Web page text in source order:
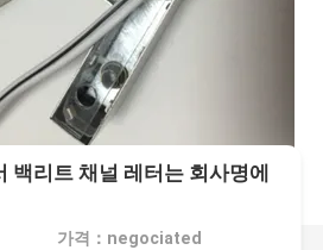
백리트 채널 레터는 회사명에
가격：negociated